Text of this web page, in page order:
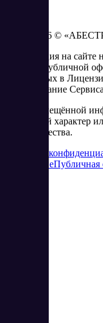
2023 - 2026 ©
Информация на
является публичной
изложенных в
использование Сервиса
Часть размещённой
рекламный характер
сотрудничества.
Политика
соглашениеПубличная